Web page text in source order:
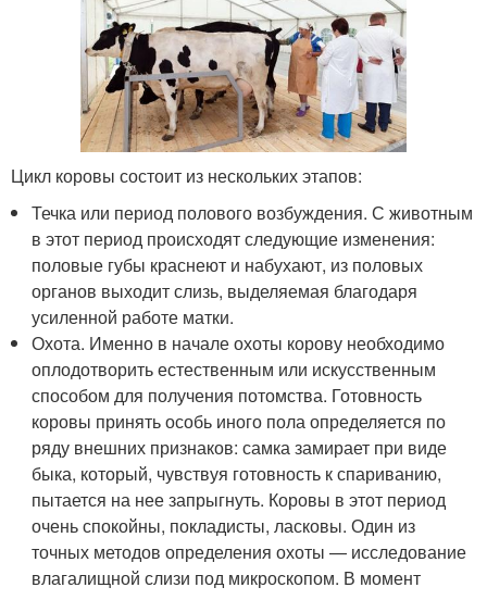
Цикл коровы состоит из нескольких этапов:
Течка или период полового возбуждения. С животным
в этот период происходят следующие изменения:
половые губы краснеют и набухают, из половых
органов выходит слизь, выделяемая благодаря
усиленной работе матки.
Охота. Именно в начале охоты корову необходимо
оплодотворить естественным или искусственным
способом для получения потомства. Готовность
коровы принять особь иного пола определяется по
ряду внешних признаков: самка замирает при виде
быка, который, чувствуя готовность к спариванию,
пытается на нее запрыгнуть. Коровы в этот период
очень спокойны, покладисты, ласковы. Один из
точных методов определения охоты — исследование
влагалищной слизи под микроскопом. В момент